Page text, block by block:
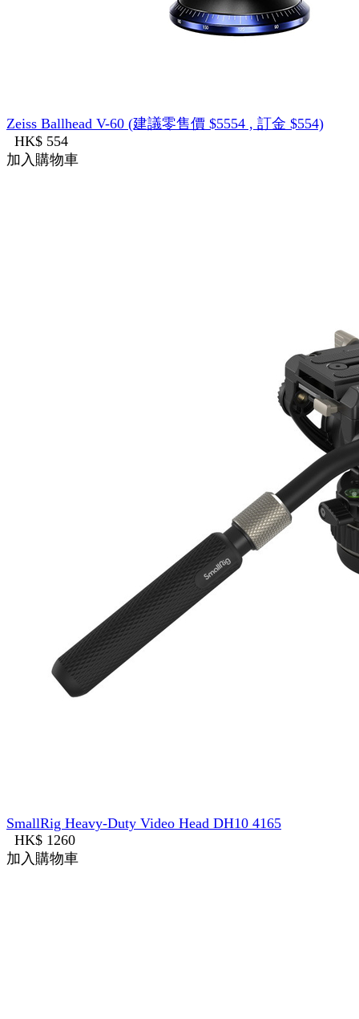
Zeiss Ballhead V-60 (建議零售價 $5554 , 訂金 $554)
HK$ 554
加入購物車
SmallRig Heavy-Duty Video Head DH10 4165
HK$ 1260
加入購物車